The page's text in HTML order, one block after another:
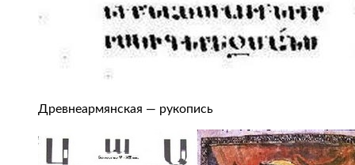
Древнеармянская — рукопись